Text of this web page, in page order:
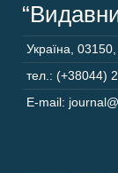
Україна 03150
тел.: (+38044)
E-mail: